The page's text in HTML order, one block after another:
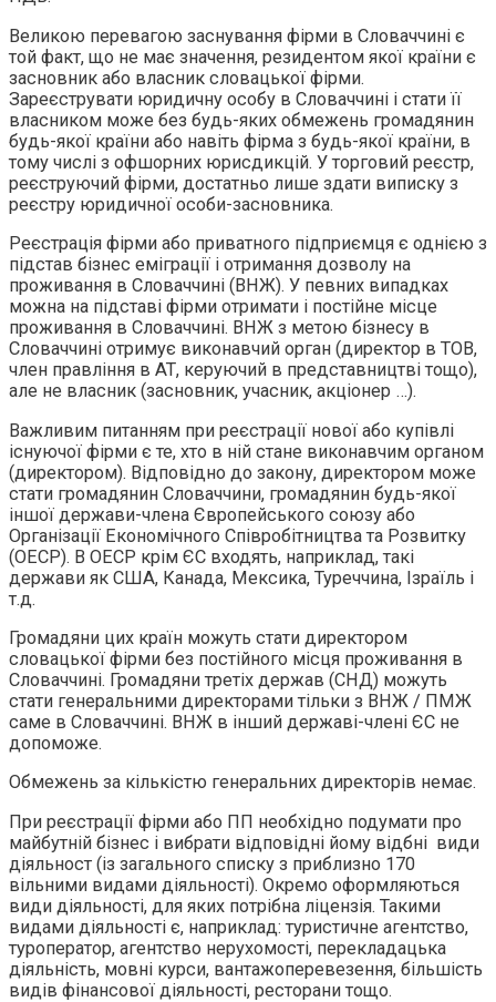
Великою перевагою заснування фірми в Словаччині є
той факт, що не має значення, резидентом якої країни є
засновник або власник словацької фірми.
Зареєструвати юридичну особу в Словаччині і стати її
власником може без будь-яких обмежень громадянин
будь-якої країни або навіть фірма з будь-якої країни, в
тому числі з офшорних юрисдикцій. У торговий реєстр,
реєструючий фірми, достатньо лише здати виписку з
реєстру юридичної особи-засновника.
Реєстрація фірми або приватного підприємця є однією з
підстав бізнес еміграції і отримання дозволу на
проживання в Словаччині (ВНЖ). У певних випадках
можна на підставі фірми отримати і постійне місце
проживання в Словаччині. ВНЖ з метою бізнесу в
Словаччині отримує виконавчий орган (директор в ТОВ,
член правління в АТ, керуючий в представництві тощо),
але не власник (засновник, учасник, акціонер …).
Важливим питанням при реєстрації нової або купівлі
існуючої фірми є те, хто в ній стане виконавчим органом
(директором). Відповідно до закону, директором може
стати громадянин Словаччини, громадянин будь-якої
іншої держави-члена Європейського союзу або
Організації Економічного Співробітництва та Розвитку
(ОЕСР). В ОЕСР крім ЄС входять, наприклад, такі
держави як США, Канада, Мексика, Туреччина, Ізраїль і
т.д.
Громадяни цих країн можуть стати директором
словацької фірми без постійного місця проживання в
Словаччині. Громадяни третіх держав (СНД) можуть
стати генеральними директорами тільки з ВНЖ / ПМЖ
саме в Словаччині. ВНЖ в інший державі-члені ЄС не
допоможе.
Обмежень за кількістю генеральних директорів немає.
При реєстрації фірми або ПП необхідно подумати про
майбутній бізнес і вибрати відповідні йому відбні види
діяльност (із загального списку з приблизно 170
вільними видами діяльності). Окремо оформляються
види діяльності, для яких потрібна ліцензія. Такими
видами діяльності є, наприклад: туристичне агентство,
туроператор, агентство нерухомості, перекладацька
діяльність, мовні курси, вантажоперевезення, більшість
видів фінансової діяльності, ресторани тощо.